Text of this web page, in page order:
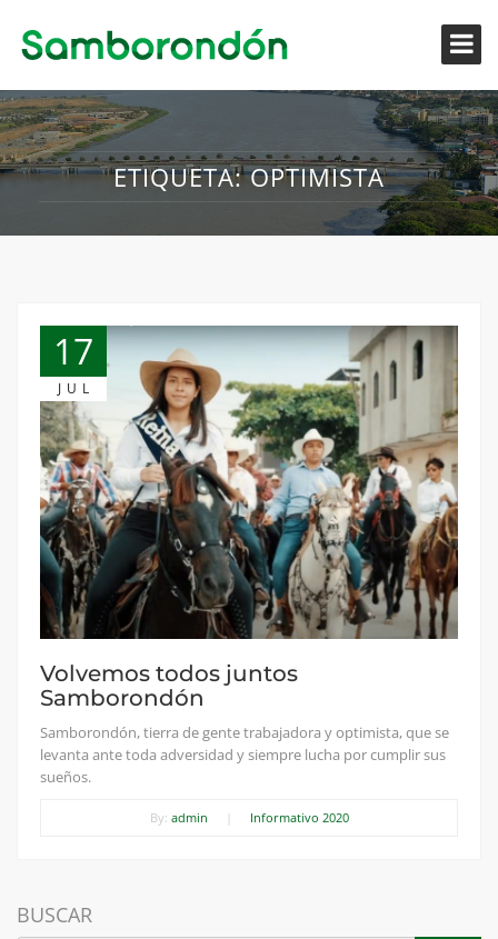
ETIQUETA:OPTIMISTA
17
JUL
Volvemos todos juntos
Samborondón
Samborondón, tierra de gente trabajadora y optimista, que se
levanta ante toda adversidad y siempre lucha por cumplir sus
sueños.
By: admin Informativo 2020
BUSCAR